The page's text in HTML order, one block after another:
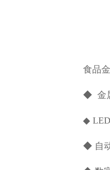
食品
◆ 金
◆
◆ 自